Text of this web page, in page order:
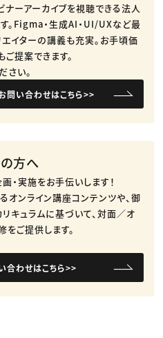
ナーアーカイブを視聴できる法人
。​Figma・生成AI・UI/UXなど最
エイターの講義も充実。​お手頃価
提案できます。​
さい。​
お問い合わせはこちら>>
方へ
・実施をお手伝いします！
オンライン講座コンテンツや、御
キュラムに基づいて、対面／オ
ご提供します。
合わせはこちら>>